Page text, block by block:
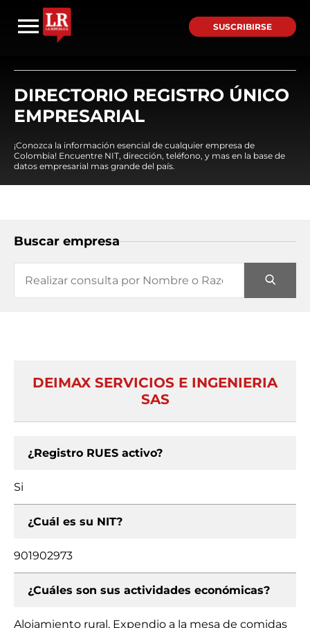
SUSCRIBIRSE
DIRECTORIO REGISTRO ÚNICO
EMPRESARIAL
¡Conozca la información esencial de cualquier empresa de
Colombia! Encuentre NIT, dirección, teléfono, y mas en la base de
datos empresarial mas grande del país.
Buscar empresa
DEIMAX SERVICIOS E INGENIERIA
SAS
¿Registro RUES activo?
Si
¿Cuál es su NIT?
901902973
¿Cuáles son sus actividades económicas?
Alojamiento rural, Expendio a la mesa de comidas